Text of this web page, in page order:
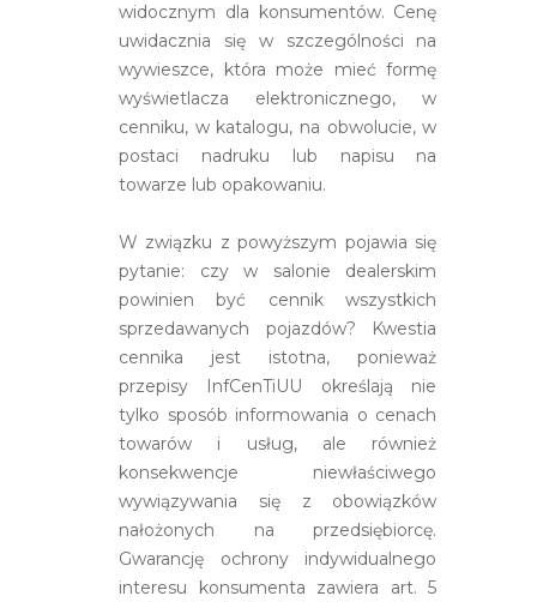
widocznym dla konsumentów. Cenę
uwidacznia się w szczególności na
wywieszce, która może mieć formę
wyświetlacza elektronicznego, w
cenniku, w katalogu, na obwolucie, w
postaci nadruku lub napisu na
towarze lub opakowaniu.
W związku z powyższym pojawia się
pytanie: czy w salonie dealerskim
powinien być cennik wszystkich
sprzedawanych pojazdów? Kwestia
cennika jest istotna, ponieważ
przepisy InfCenTiUU określają nie
tylko sposób informowania o cenach
towarów i usług, ale również
konsekwencje niewłaściwego
wywiązywania się z obowiązków
nałożonych na przedsiębiorcę.
Gwarancję ochrony indywidualnego
interesu konsumenta zawiera art. 5